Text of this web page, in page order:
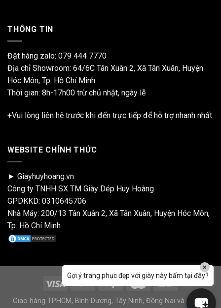
THÔNG TIN
Đặt hàng zalo: 079 444 7770
Địa chỉ Showroom: 64/6C Tân Xuân 2, Xã Tân Xuân, Huyện
Hóc Môn, Tp. Hồ Chí Minh
Thời gian: 8h-17h00 trừ chủ nhật, ngày lễ
+Vui lòng liên hệ trước khi đến trực tiếp để hỗ trợ nhanh nhất
WEBSITE CHÍNH THỨC
► Giayhuyhoang.vn
Công ty TNHH SX TM Giày Dép Huy Hoàng
GPDKKD: 0310645706
Nhà Máy: 200/13 Tân Xuân 2, Xã Tân Xuân, Huyện Hóc Môn,
Tp. Hồ Chí Minh
Giao hàng TPHCM, Bình Dương, Tây Ninh, Đồng Nai và 64 tỉnh
Gợi ý trang phục đẹp với giày này bấm tại đây?
×